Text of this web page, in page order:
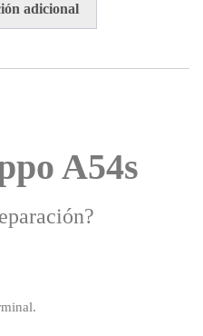
adicional
A54s